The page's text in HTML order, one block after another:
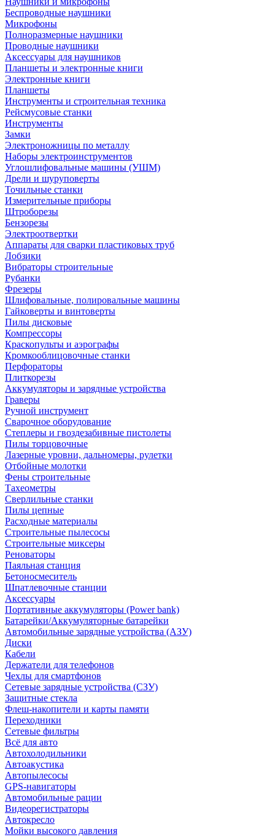
Беспроводные наушники
Микрофоны
Полноразмерные наушники
Проводные наушники
Аксессуары для наушников
Планшеты и электронные книги
Электронные книги
Планшеты
Инструменты и строительная техника
Рейсмусовые станки
Инструменты
Замки
Электроножницы по металлу
Наборы электроинструментов
Углошлифовальные машины (УШМ)
Дрели и шуруповерты
Точильные станки
Измерительные приборы
Штроборезы
Бензорезы
Электроотвертки
Аппараты для сварки пластиковых труб
Лобзики
Вибраторы строительные
Рубанки
Фрезеры
Шлифовальные, полировальные машины
Гайковерты и винтоверты
Пилы дисковые
Компрессоры
Краскопульты и аэрографы
Кромкооблицовочные станки
Перфораторы
Плиткорезы
Аккумуляторы и зарядные устройства
Граверы
Ручной инструмент
Сварочное оборудование
Степлеры и гвоздезабивные пистолеты
Пилы торцовочные
Лазерные уровни, дальномеры, рулетки
Отбойные молотки
Фены строительные
Тахеометры
Сверлильные станки
Пилы цепные
Расходные материалы
Строительные пылесосы
Строительные миксеры
Реноваторы
Паяльная станция
Бетоносмеситель
Шпатлевочные станции
Аксессуары
Портативные аккумуляторы (Power bank)
Батарейки/Аккумуляторные батарейки
Автомобильные зарядные устройства (АЗУ)
Диски
Кабели
Держатели для телефонов
Чехлы для смартфонов
Сетевые зарядные устройства (СЗУ)
Защитные стекла
Флеш-накопители и карты памяти
Переходники
Сетевые фильтры
Всё для авто
Автохолодильники
Автоакустика
Автопылесосы
GPS-навигаторы
Автомобильные рации
Видеорегистраторы
Автокресло
Мойки высокого давления